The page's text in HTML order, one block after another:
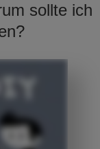
sollte ich